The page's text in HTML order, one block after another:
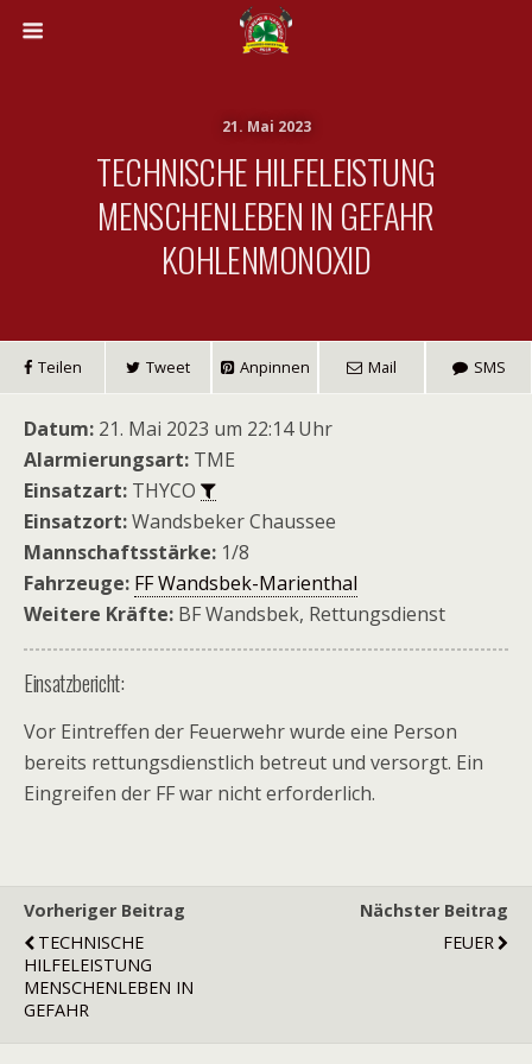
21. Mai 2023
TECHNISCHE HILFELEISTUNG
MENSCHENLEBEN IN GEFAHR
KOHLENMONOXID
Teilen Tweet Anpinnen Mail SMS
Datum: 21. Mai 2023 um 22:14 Uhr
Alarmierungsart: TME
Einsatzart: THYCO
Einsatzort:Wandsbeker Chaussee
Mannschaftsstärke: 1/8
Fahrzeuge: FF Wandsbek-Marienthal
Weitere Kräfte: BF Wandsbek, Rettungsdienst
Einsatzbericht:
Vor Eintreffen der Feuerwehr wurde eine Person
bereits rettungsdienstlich betreut und versorgt. Ein
Eingreifen der FF war nicht erforderlich.
Vorheriger Beitrag
TECHNISCHE
HILFELEISTUNG
MENSCHENLEBEN IN
GEFAHR
Nächster Beitrag
FEUER